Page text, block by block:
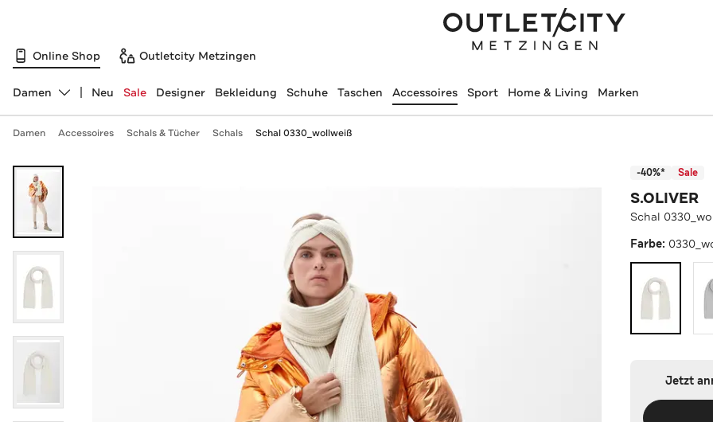
Online Shop Outletcity Metzingen
Abteilung ändern, ausgewählt:
Damen Neu Sale Designer Bekleidung Schuhe Taschen Accessoires Sport Home & Living Marken
Damen Accessoires Schals & Tücher Schals Schal 0330_wollweiß
-40%* Sale
S.OLIVER
Schal
Farbe:
Jetzt